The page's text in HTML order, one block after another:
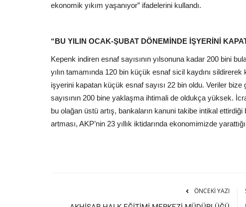
ekonomik yıkım yaşanıyor” ifadelerini kullandı.
“BU YILIN OCAK-ŞUBAT DÖNEMİNDE İŞYERİNİ
Kepenk indiren esnaf sayısının yılsonuna kadar 200 bini
yılın tamamında 120 bin küçük esnaf sicil kaydını
işyerini kapatan küçük esnaf sayısı 22 bin oldu. Veriler
sayısının 200 bine yaklaşma ihtimali de oldukça yüksek.
bu olağan üstü artış, bankaların kanuni takibe intikal
artması, AKP’nin 23 yıllık iktidarında ekonomimizde
ÖNCEKI YAZI
“Karşılıksız çekte patlama
İktidar bu verileri...
admin Ağu 13, 2024
CHP’li Bakırlıoğlu: “Karşılıksız çekte patlama yaşanacak.
İktidar bu verileri görmüyor...